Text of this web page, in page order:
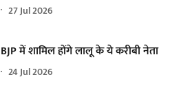
27 Jul 2026
BJP में शामिल होंगे लालू के ये करीबी नेता
24 Jul 2026